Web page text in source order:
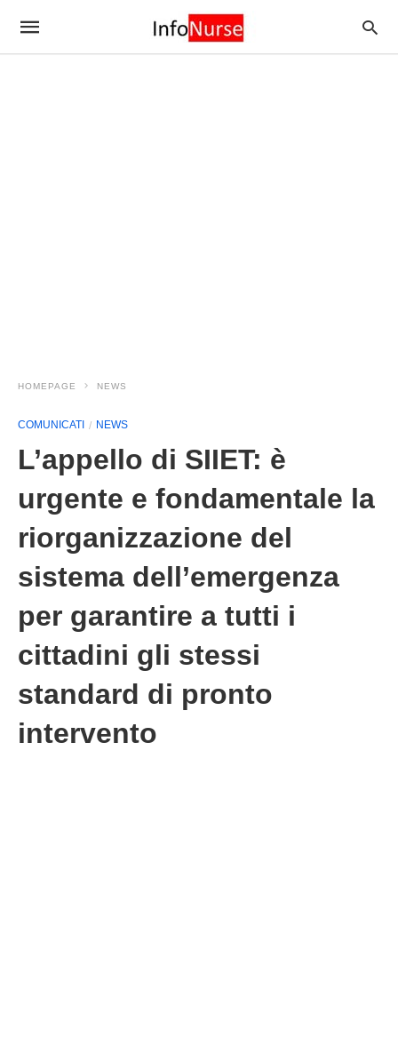
HOMEPAGE NEWS
COMUNICATI NEWS
L’appello di SIIET: è
urgente e fondamentale la
riorganizzazione del
sistema dell’emergenza
per garantire a tutti i
cittadini gli stessi
standard di pronto
intervento